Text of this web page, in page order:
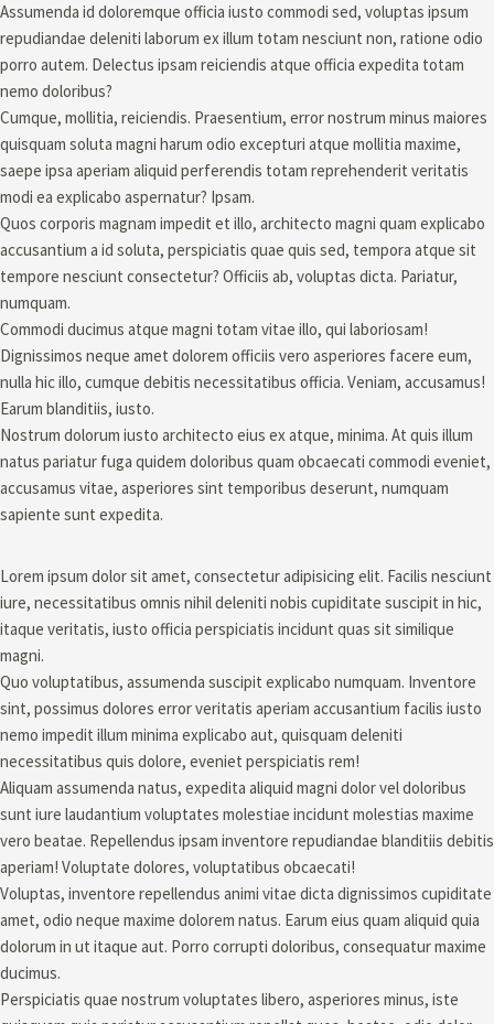
Assumenda id doloremque officia iusto commodi sed, voluptas ipsum
repudiandae deleniti laborum ex illum totam nesciunt non, ratione odio
porro autem. Delectus ipsam reiciendis atque officia expedita totam
nemo doloribus?
Cumque, mollitia, reiciendis. Praesentium, error nostrum minus maiores
quisquam soluta magni harum odio excepturi atque mollitia maxime,
saepe ipsa aperiam aliquid perferendis totam reprehenderit veritatis
modi ea explicabo aspernatur? Ipsam.
Quos corporis magnam impedit et illo, architecto magni quam explicabo
accusantium a id soluta, perspiciatis quae quis sed, tempora atque sit
tempore nesciunt consectetur? Officiis ab, voluptas dicta. Pariatur,
numquam.
Commodi ducimus atque magni totam vitae illo, qui laboriosam!
Dignissimos neque amet dolorem officiis vero asperiores facere eum,
nulla hic illo, cumque debitis necessitatibus officia. Veniam, accusamus!
Earum blanditiis, iusto.
Nostrum dolorum iusto architecto eius ex atque, minima. At quis illum
natus pariatur fuga quidem doloribus quam obcaecati commodi eveniet,
accusamus vitae, asperiores sint temporibus deserunt, numquam
sapiente sunt expedita.
Lorem ipsum dolor sit amet, consectetur adipisicing elit. Facilis nesciunt
iure, necessitatibus omnis nihil deleniti nobis cupiditate suscipit in hic,
itaque veritatis, iusto officia perspiciatis incidunt quas sit similique
magni.
Quo voluptatibus, assumenda suscipit explicabo numquam. Inventore
sint, possimus dolores error veritatis aperiam accusantium facilis iusto
nemo impedit illum minima explicabo aut, quisquam deleniti
necessitatibus quis dolore, eveniet perspiciatis rem!
Aliquam assumenda natus, expedita aliquid magni dolor vel doloribus
sunt iure laudantium voluptates molestiae incidunt molestias maxime
vero beatae. Repellendus ipsam inventore repudiandae blanditiis debitis
aperiam! Voluptate dolores, voluptatibus obcaecati!
Voluptas, inventore repellendus animi vitae dicta dignissimos cupiditate
amet, odio neque maxime dolorem natus. Earum eius quam aliquid quia
dolorum in ut itaque aut. Porro corrupti doloribus, consequatur maxime
ducimus.
Perspiciatis quae nostrum voluptates libero, asperiores minus, iste